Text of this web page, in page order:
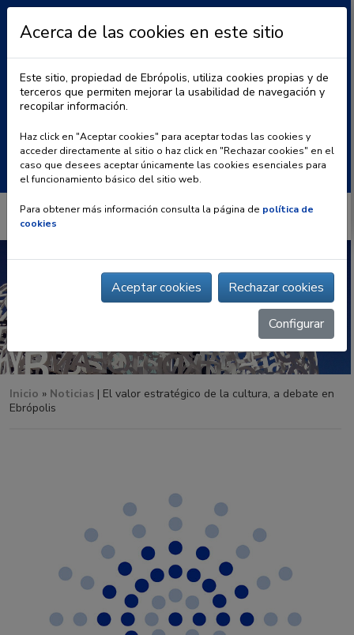
BLOG | CONTACTO
Buscar:
Inicio » Noticias | El valor estratégico de la cultura, a debate en
Ebrópolis
Acerca de las cookies en este sitio
Este sitio, propiedad de Ebrópolis, utiliza cookies propias y de
terceros que permiten mejorar la usabilidad de navegación y
recopilar información.
Haz click en "Aceptar cookies" para aceptar todas las cookies y
acceder directamente al sitio o haz click en "Rechazar cookies" en el
caso que desees aceptar únicamente las cookies esenciales para
el funcionamiento básico del sitio web.
Para obtener más información consulta la página de política de
cookies
Aceptar cookies Rechazar cookies
Configurar